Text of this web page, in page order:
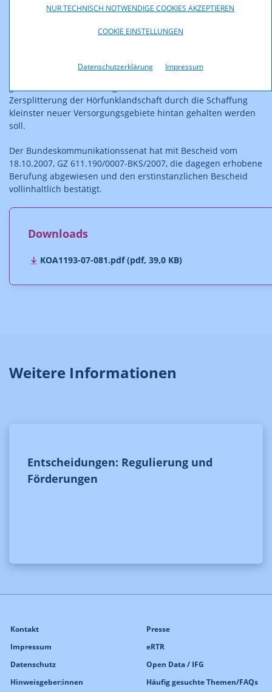
NUR TECHNISCH NOTWENDIGE COOKIES AKZEPTIEREN
COOKIE EINSTELLUNGEN
Datenschutzerklärung Impressum
öffentliches Interesse an lokaler oder regionaler Information
der Regelung der Auswahlgrundsätze des § 6 PrR-G erhellt.
Treffen geführt werden, dient gegenständliche Regelung,
welche sehr kleine Versorgungsgebiete verhindern soll,
Zersplitterung der Hörfunklandschaft durch die Schaffung
kleinster neuer Versorgungsgebiete hintan gehalten werden
soll.
Der Bundeskommunikationssenat hat mit Bescheid vom
18.10.2007, GZ 611.190/0007-BKS/2007, die dagegen erhobene
Berufung abgewiesen und den erstinstanzlichen Bescheid
vollinhaltlich bestätigt.
Downloads
KOA1193-07-081.pdf (pdf, 39,0 KB)
Weitere Informationen
Entscheidungen: Regulierung und
Förderungen
Kontakt
Impressum
Datenschutz
Hinweisgeber:innen
Presse
eRTR
Open Data / IFG
Häufig gesuchte Themen/FAQs